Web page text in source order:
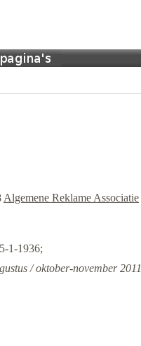
Algemene Reklame Associatie
1-1936;
/ oktober-november 2011